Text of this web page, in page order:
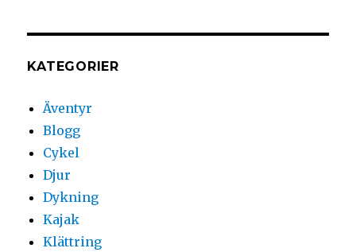
KATEGORIER
Äventyr
Blogg
Cykel
Djur
Dykning
Kajak
Klättring